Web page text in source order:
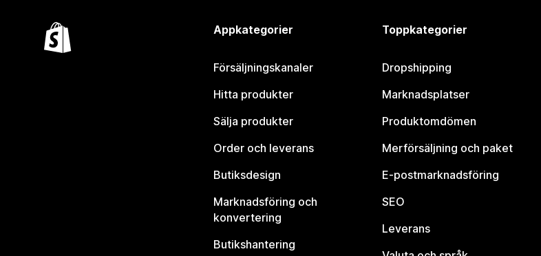
Appkategorier
Försäljningskanaler
Hitta produkter
Sälja produkter
Order och leverans
Butiksdesign
Marknadsföring och
konvertering
Butikshantering
Toppkategorier
Dropshipping
Marknadsplatser
Produktomdömen
Merförsäljning och paket
E-postmarknadsföring
SEO
Leverans